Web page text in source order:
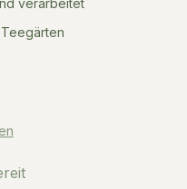
verarbeitet